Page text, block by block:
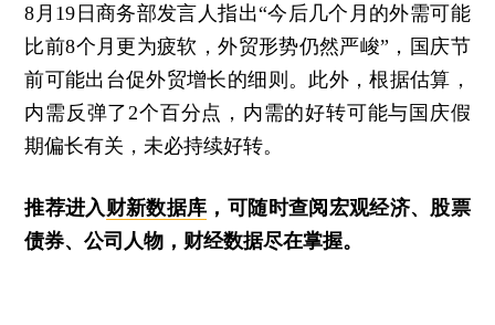
8月19日商务部发言人指出“今后几个月的外需可能
比前8个月更为疲软，外贸形势仍然严峻”，国庆节
前可能出台促外贸增长的细则。此外，根据估算，
内需反弹了2个百分点，内需的好转可能与国庆假
期偏长有关，未必持续好转。
推荐进入 财新数据库 ，可随时查阅宏观经济、股票
债券、公司人物，财经数据尽在掌握。